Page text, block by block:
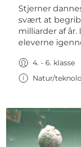
Stjerner
svært at
milliarder af
eleverne
4. - 6. klasse
Natur/